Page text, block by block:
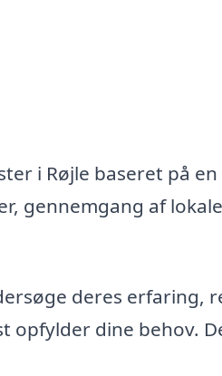
i Røjle baseret på en
gennemgang af
deres erfaring,
opfylder dine behov.